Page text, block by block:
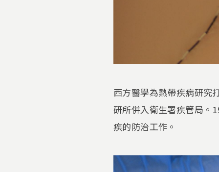
西方醫學為熱帶疾病研究
研所併入衛生署疾管局。
疾的防治工作。